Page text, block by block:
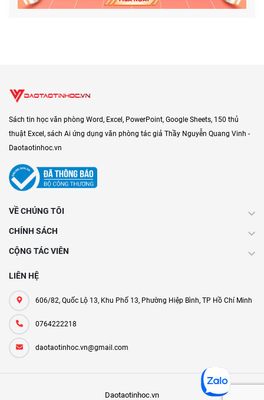
Sách tin học văn phòng Word, Excel, PowerPoint, Google Sheets, 150 thủ
thuật Excel, sách Ai ứng dụng văn phòng tác giả Thầy Nguyễn Quang Vinh -
Daotaotinhoc.vn
VỀ CHÚNG TÔI
CHÍNH SÁCH
CỘNG TÁC VIÊN
LIÊN HỆ
606/82, Quốc Lộ 13, Khu Phố 13, Phường Hiệp Bình, TP Hồ Chí Minh
0764222218
daotaotinhoc.vn@gmail.com
Daotaotinhoc.vn